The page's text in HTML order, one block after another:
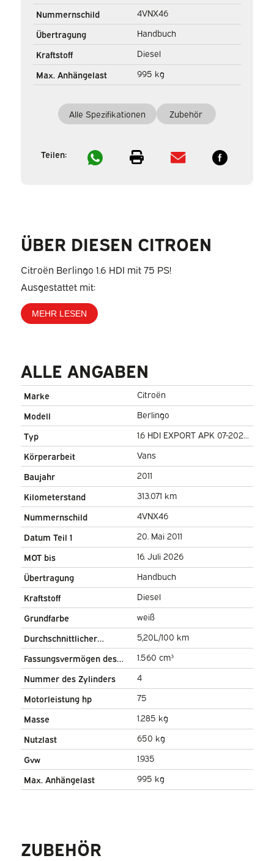
Nummernschild
4VNX46
Übertragung
Handbuch
Kraftstoff
Diesel
Max. Anhängelast
995 kg
Alle Spezifikationen Zubehör
Teilen:
ÜBER DIESEN CITROEN
Citroën Berlingo 1.6 HDI mit 75 PS!
Ausgestattet mit:
MEHR LESEN
ALLE ANGABEN
Marke
Citroën
Modell
Berlingo
Typ
1.6 HDI EXPORT APK 07-2026/
NL Auto/ D.B. Riem VV/
Klimaanlage
Körperarbeit
Vans
Baujahr
2011
Kilometerstand
313.071 km
Nummernschild
4VNX46
Datum Teil 1
20. Mai 2011
MOT bis
16. Juli 2026
Übertragung
Handbuch
Kraftstoff
Diesel
Grundfarbe
weiß
Durchschnittlicher
Kraftstoffverbrauch
5,20L/100 km
Fassungsvermögen des
Zylinders
1.560 cm³
Nummer des Zylinders
4
Motorleistung hp
75
Masse
1.285 kg
Nutzlast
650 kg
Gvw
1.935
Max. Anhängelast
995 kg
ZUBEHÖR